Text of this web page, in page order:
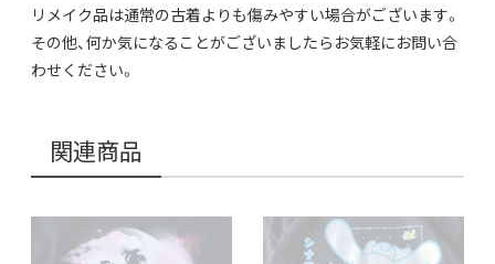
リメイク品は通常の古着よりも傷みやすい場合がございます。
その他、何か気になることがございましたらお気軽にお問い合
わせください。
関連商品